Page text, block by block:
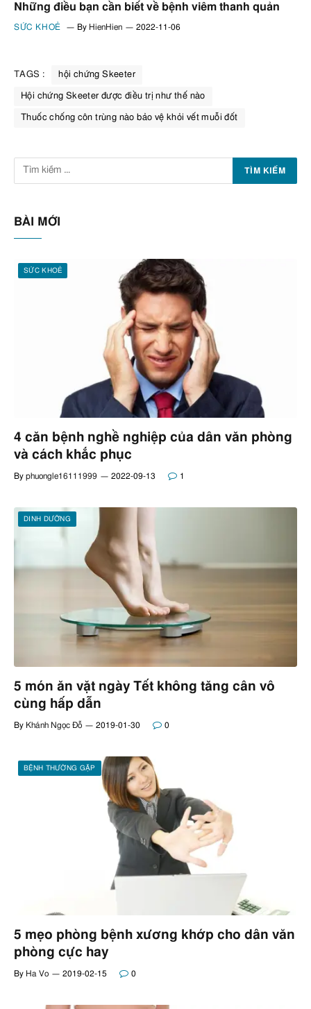
Những điều bạn cần biết về bệnh viêm thanh quản
SỨC KHOẺ By HienHien 2022-11-06
TAGS : hội chứng Skeeter
Hội chứng Skeeter được điều trị như thế nào
Thuốc chống côn trùng nào bảo vệ khỏi vết muỗi đốt
BÀI MỚI
SỨC KHOẺ
4 căn bệnh nghề nghiệp của dân văn phòng
và cách khắc phục
By phuongle16111999 2022-09-13 1
DINH DƯỠNG
5 món ăn vặt ngày Tết không tăng cân vô
cùng hấp dẫn
By Khánh Ngọc Đỗ 2019-01-30 0
BỆNH THƯỜNG GẶP
5 mẹo phòng bệnh xương khớp cho dân văn
phòng cực hay
By Ha Vo 2019-02-15 0